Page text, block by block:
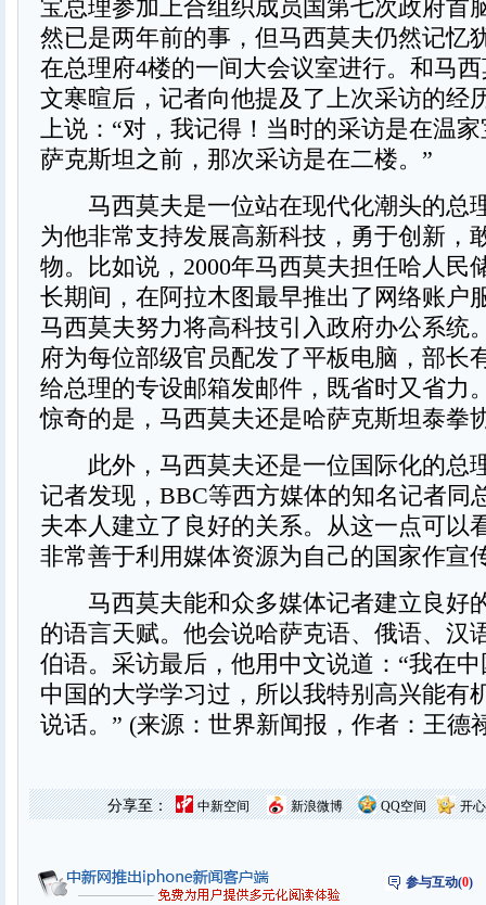
宝总理参加上合组织成员国第七次政府首
然已是两年前的事，但马西莫夫仍然记忆
在总理府4楼的一间大会议室进行。和马
文寒暄后，记者向他提及了上次采访的经
上说：“对，我记得！当时的采访是在温
萨克斯坦之前，那次采访是在二楼。”
马西莫夫是一位站在现代化潮头的总
为他非常支持发展高新科技，勇于创新，
物。比如说，2000年马西莫夫担任哈人民
长期间，在阿拉木图最早推出了网络账户
马西莫夫努力将高科技引入政府办公系统
府为每位部级官员配发了平板电脑，部长
给总理的专设邮箱发邮件，既省时又省力
惊奇的是，马西莫夫还是哈萨克斯坦泰拳
此外，马西莫夫还是一位国际化的总
记者发现，BBC等西方媒体的知名记者同
夫本人建立了良好的关系。从这一点可以
非常善于利用媒体资源为自己的国家作宣
马西莫夫能和众多媒体记者建立良好
的语言天赋。他会说哈萨克语、俄语、汉
伯语。采访最后，他用中文说道：“我在
中国的大学学习过，所以我特别高兴能有
说话。” (来源：世界新闻报，作者：王德
开
QQ空间
新浪微博
中新空间
分享至：
参与互动(0)